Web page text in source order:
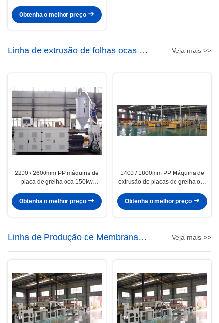
de PVC O confiável
Obtenha o melhor preço
Linha de extrusão de folhas ocas de
PP
Veja mais >>
2200 / 2600mm PP máquina de
placa de grelha oca 150kw
placa oca
Obtenha o melhor preço
1400 / 1800mm PP Máquina de
extrusão de placas de grelha oco
Obtenha o melhor preço
Linha de Produção de Membrana
Impermeabilizante
Veja mais >>